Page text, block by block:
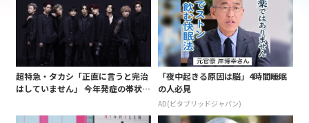
超特急・タカシ「正直に言うと完治
はしていません」 今年発症の帯状疱
白 後遺症も語る
「夜中起きる原因は脳」4時間睡眠
の人必見
AD(ビタブリッドジャパン)